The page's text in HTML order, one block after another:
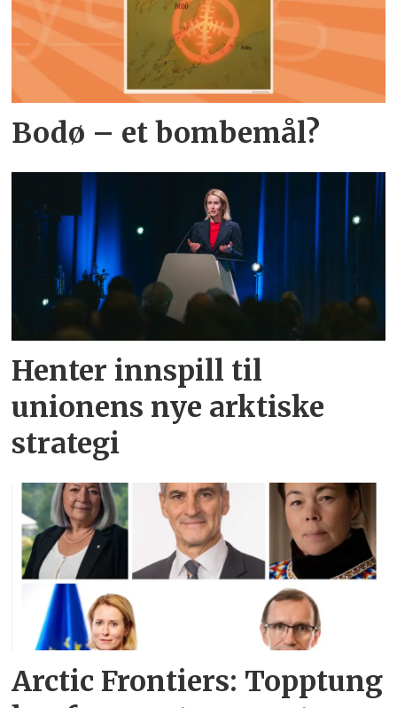
Bodø – et bombemål?
Henter innspill til
unionens nye arktiske
strategi
Arctic Frontiers: Topptung